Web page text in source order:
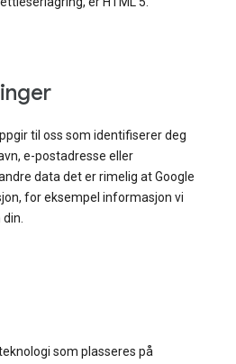
til oss som identifiserer deg
e-postadresse eller
data det er rimelig at Google
for eksempel informasjon vi
som plasseres på